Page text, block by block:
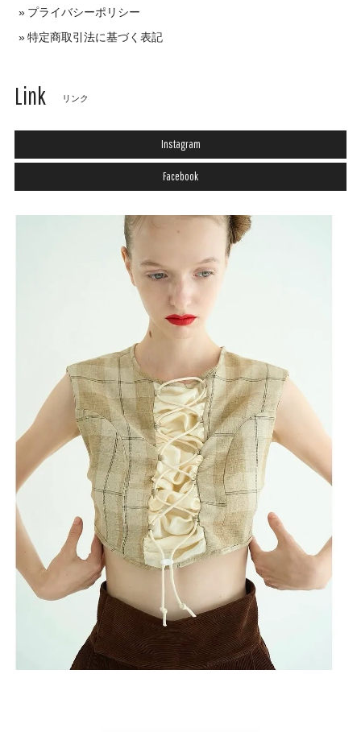
プライバシーポリシー
特定商取引法に基づく表記
Link リンク
Instagram
Facebook